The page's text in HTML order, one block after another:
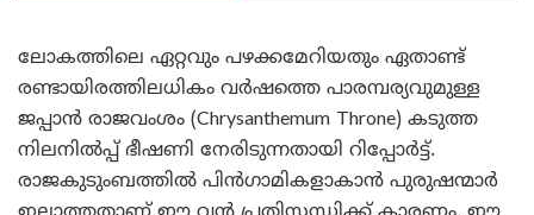
ലോകത്തിലെ ഏറ്റവും പഴക്കമേറിയതും ഏതാണ്ട്
രണ്ടായിരത്തിലധികം വർഷത്തെ പാരമ്പര്യവുമുള്ള
ജപ്പാൻ രാജവംശം (Chrysanthemum Throne) കടുത്ത
നിലനിൽപ്പ് ഭീഷണി നേരിടുന്നതായി റിപ്പോർട്ട്.
രാജകുടുംബത്തിൽ പിൻഗാമികളാകാൻ പുരുഷന്മാർ